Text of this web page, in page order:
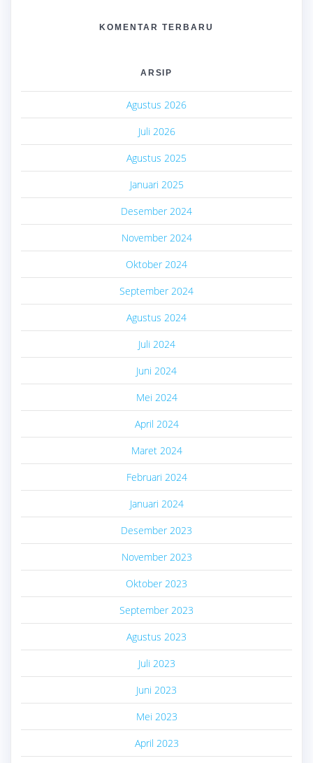
KOMENTAR TERBARU
ARSIP
Agustus 2026
Juli 2026
Agustus 2025
Januari 2025
Desember 2024
November 2024
Oktober 2024
September 2024
Agustus 2024
Juli 2024
Juni 2024
Mei 2024
April 2024
Maret 2024
Februari 2024
Januari 2024
Desember 2023
November 2023
Oktober 2023
September 2023
Agustus 2023
Juli 2023
Juni 2023
Mei 2023
April 2023